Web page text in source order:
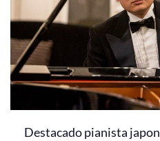
Destacado pianista